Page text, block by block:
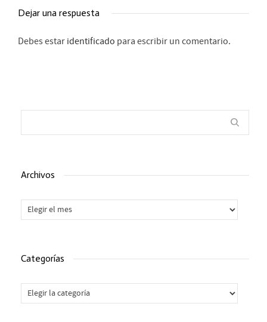
Dejar una respuesta
Debes estar identificado para escribir un comentario.
Archivos
Archivos
Categorías
Categorías